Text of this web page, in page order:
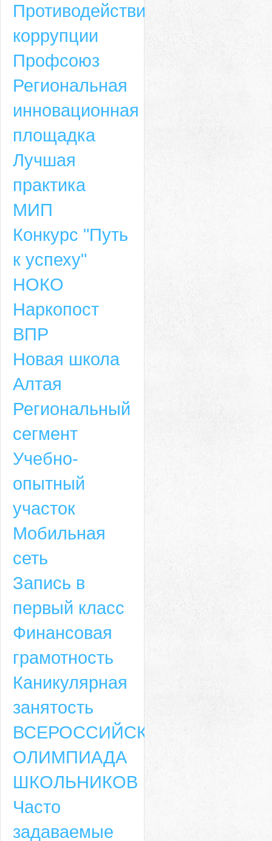
Противодействие
коррупции
Профсоюз
Региональная
инновационная
площадка
Лучшая
практика
МИП
Конкурс "Путь
к успеху"
НОКО
Наркопост
ВПР
Новая школа
Алтая
Региональный
сегмент
Учебно-
опытный
участок
Мобильная
сеть
Запись в
первый класс
Финансовая
грамотность
Каникулярная
занятость
ВСЕРОССИЙСКАЯ
ОЛИМПИАДА
ШКОЛЬНИКОВ
Часто
задаваемые